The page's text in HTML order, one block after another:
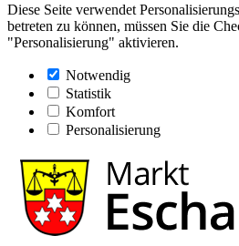
Diese Seite verwendet
betreten zu können, müssen Sie die
"Personalisierung" aktivieren.
Notwendig
Statistik
Komfort
Personalisierung